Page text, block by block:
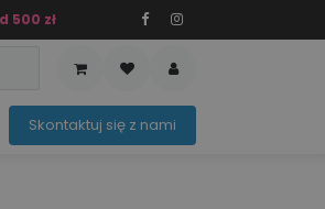
500 zł
Sko​ntaktuj ​​​​się z nami​​​​